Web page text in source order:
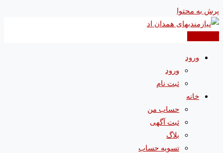
پرش به محتوا
ورود
ورود
ثبت نام
خانه
حساب من
ثبت آگهی
بلاگ
تسویه حساب